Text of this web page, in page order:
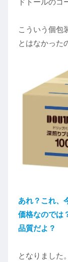
こういう個包
とはなかった
あれ？これ、
価格なのでは
品質だよ？
となりました。